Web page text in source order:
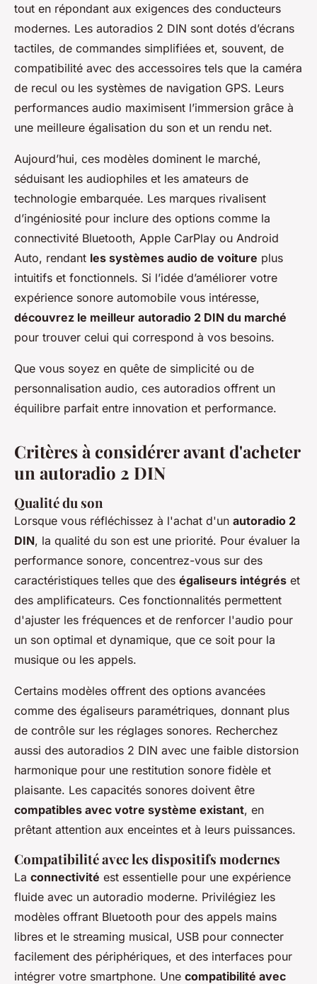
tout en répondant aux exigences des conducteurs
modernes. Les autoradios 2 DIN sont dotés d’écrans
tactiles, de commandes simplifiées et, souvent, de
compatibilité avec des accessoires tels que la caméra
de recul ou les systèmes de navigation GPS. Leurs
performances audio maximisent l’immersion grâce à
une meilleure égalisation du son et un rendu net.
Aujourd’hui, ces modèles dominent le marché,
séduisant les audiophiles et les amateurs de
technologie embarquée. Les marques rivalisent
d’ingéniosité pour inclure des options comme la
connectivité Bluetooth, Apple CarPlay ou Android
Auto, rendant les systèmes audio de voiture plus
intuitifs et fonctionnels. Si l’idée d’améliorer votre
expérience sonore automobile vous intéresse,
découvrez le meilleur autoradio 2 DIN du marché
pour trouver celui qui correspond à vos besoins.
Que vous soyez en quête de simplicité ou de
personnalisation audio, ces autoradios offrent un
équilibre parfait entre innovation et performance.
Critères à considérer avant d'acheter
un autoradio 2 DIN
Qualité du son
Lorsque vous réfléchissez à l'achat d'un autoradio 2
DIN, la qualité du son est une priorité. Pour évaluer la
performance sonore, concentrez-vous sur des
caractéristiques telles que des égaliseurs intégrés et
des amplificateurs. Ces fonctionnalités permettent
d'ajuster les fréquences et de renforcer l'audio pour
un son optimal et dynamique, que ce soit pour la
musique ou les appels.
Certains modèles offrent des options avancées
comme des égaliseurs paramétriques, donnant plus
de contrôle sur les réglages sonores. Recherchez
aussi des autoradios 2 DIN avec une faible distorsion
harmonique pour une restitution sonore fidèle et
plaisante. Les capacités sonores doivent être
compatibles avec votre système existant, en
prêtant attention aux enceintes et à leurs puissances.
Compatibilité avec les dispositifs modernes
La connectivité est essentielle pour une expérience
fluide avec un autoradio moderne. Privilégiez les
modèles offrant Bluetooth pour des appels mains
libres et le streaming musical, USB pour connecter
facilement des périphériques, et des interfaces pour
intégrer votre smartphone. Une compatibilité avec